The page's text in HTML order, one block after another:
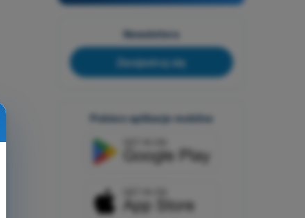
Newslettera
Zarejestruj się
Pobierz aplikacje mobilne